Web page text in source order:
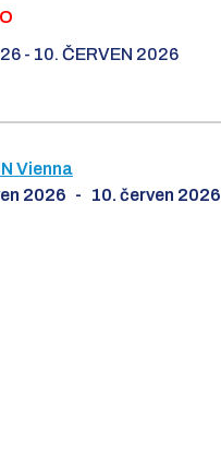
- 10. ČERVEN 2026
Vienna
2026 - 10. červen 2026